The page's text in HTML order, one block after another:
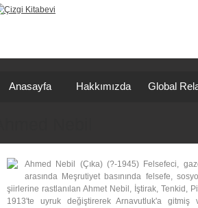
Anasayfa Hakkımızda Global
Ahmed Nebil (Çıka) (?-1945) Felsefeci,
arasında Meşrutiyet basınında felsefe,
şiirlerine rastlanılan Ahmet Nebil, İştirak, Tenkid,
1913'te uyruk değiştirerek Arnavutluk'a